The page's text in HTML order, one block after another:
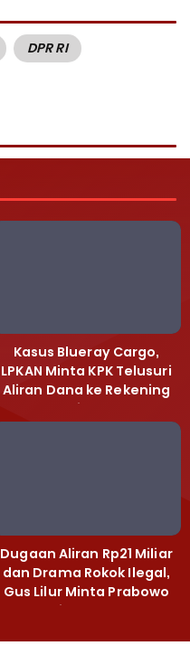
DPR RI
Kasus Blueray Cargo,
LPKAN Minta KPK Telusuri
Aliran Dana ke Rekening
Heri Black
Dugaan Aliran Rp21 Miliar
dan Drama Rokok Ilegal,
Gus Lilur Minta Prabowo
Bertindak Tegas